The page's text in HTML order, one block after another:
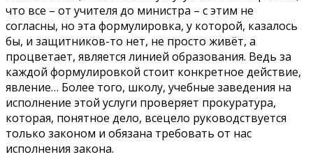
что все – от учителя до министра – с этим не
согласны, но эта формулировка, у которой, казалось
бы, и защитников-то нет, не просто живёт, а
процветает, является линией образования. Ведь за
каждой формулировкой стоит конкретное действие,
явление… Более того, школу, учебные заведения на
исполнение этой услуги проверяет прокуратура,
которая, понятное дело, всецело руководствуется
только законом и обязана требовать от нас
исполнения закона.